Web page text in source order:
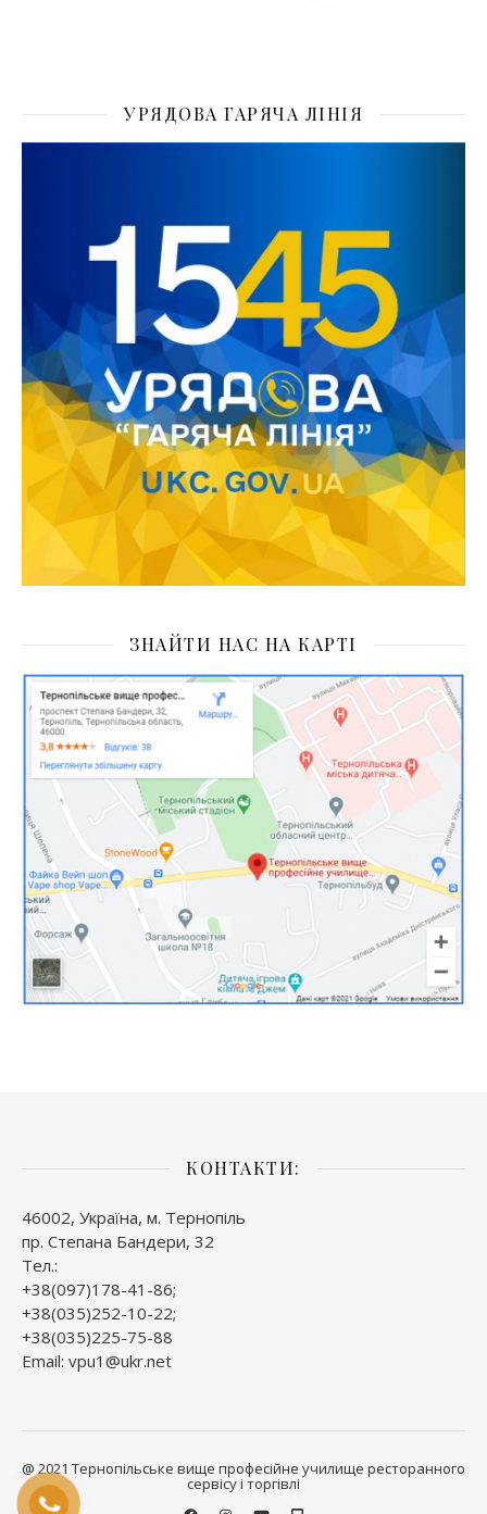
УРЯДОВА ГАРЯЧА ЛІНІЯ
ЗНАЙТИ НАС НА КАРТІ
КОНТАКТИ:
46002, Україна, м. Тернопіль
пр. Степана Бандери, 32
Тел.:
+38(097)178-41-86;
+38(035)252-10-22;
+38(035)225-75-88
Email: vpu1@ukr.net
@ 2021 Тернопільське вище професійне училище ресторанного
сервісу і торгівлі